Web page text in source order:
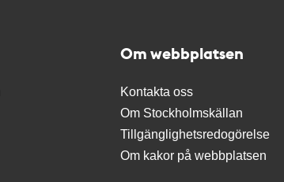
Om webbplatsen
Kontakta oss
Om Stockholmskällan
Tillgänglighetsredogörelse
Om kakor på webbplatsen